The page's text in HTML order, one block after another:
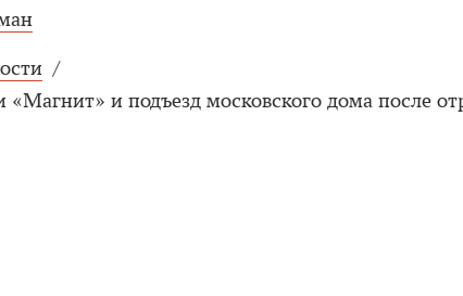
/
и подъезд московского дома после